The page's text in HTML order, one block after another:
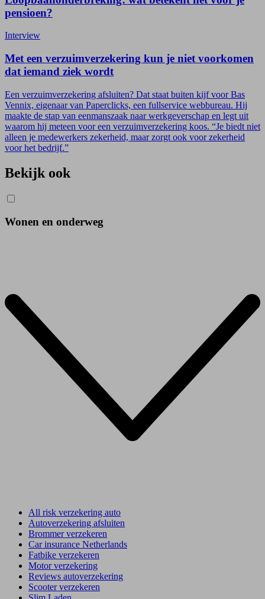
pensioen?
Interview
Met een verzuimverzekering kun je niet voorkomen
dat iemand ziek wordt
Een verzuimverzekering afsluiten? Dat staat buiten kijf voor Bas
Vennix, eigenaar van Paperclicks, een fullservice webbureau. Hij
maakte de stap van eenmanszaak naar werkgeverschap en legt uit
waarom hij meteen voor een verzuimverzekering koos. “Je biedt niet
alleen je medewerkers zekerheid, maar zorgt ook voor zekerheid
voor het bedrijf.”
Bekijk ook
Wonen en onderweg
All risk verzekering auto
Autoverzekering afsluiten
Brommer verzekeren
Car insurance Netherlands
Fatbike verzekeren
Motor verzekering
Reviews autoverzekering
Scooter verzekeren